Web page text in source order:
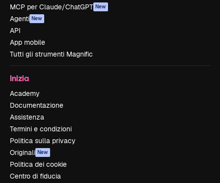
MCP per Claude/ChatGPT New
Agenti New
API
App mobile
Tutti gli strumenti Magnific
Inizia
Academy
Documentazione
Assistenza
Termini e condizioni
Politica sulla privacy
Originali New
Politica dei cookie
Centro di fiducia